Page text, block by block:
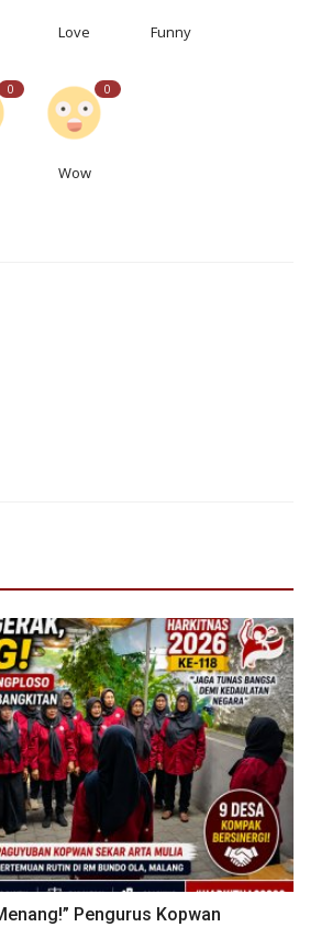
Love Funny
0 0
Wow
Pengurus Kopwan